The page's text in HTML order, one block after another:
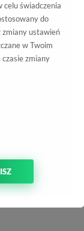
świadczenia
do
ustawień
w Twoim
zmiany